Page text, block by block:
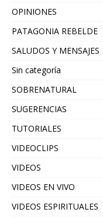
OPINIONES
PATAGONIA REBELDE
SALUDOS Y MENSAJES
Sin categoría
SOBRENATURAL
SUGERENCIAS
TUTORIALES
VIDEOCLIPS
VIDEOS
VIDEOS EN VIVO
VIDEOS ESPIRITUALES